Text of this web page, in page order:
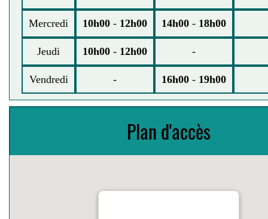
Mercredi 10h00 - 12h00 14h00 - 18h00
Jeudi 10h00 - 12h00 -
Vendredi - 16h00 - 19h00
Plan d'accès